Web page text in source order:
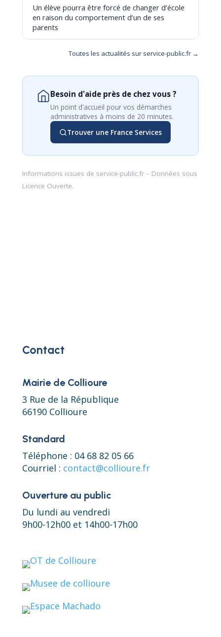
Un élève pourra être forcé de changer d’école
en raison du comportement d’un de ses
parents
Toutes les actualités sur service-public.fr →
Besoin d'aide près de chez vous ?
Un point d'accueil pour vos démarches
administratives à moins de 20 minutes.
Trouver une France Services
Informations issues de service-public.fr– Données sous
Licence Ouverte.
Contact
Mairie de Collioure
3 Rue de la République
66190 Collioure
Standard
Téléphone : 04 68 82 05 66
Courriel : contact@collioure.fr
Ouverture au public
Du lundi au vendredi
9h00-12h00 et 14h00-17h00